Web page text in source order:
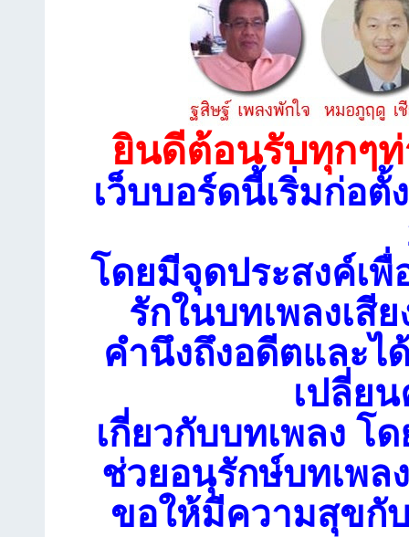
ยินดีต้อนรับทุกๆท่
เว็บบอร์ดนี้เริ่มก่อ
โดยมีจุดประสงค์เ
รักในบทเพลงเสี
คำนึงถึงอดีตและไ
เปลี่ย
เกี่ยวกับบทเพลง โ
ช่วยอนุรักษ์บทเพล
ขอให้มีความสุขกั